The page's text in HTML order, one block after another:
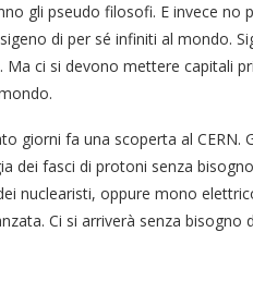
gli pseudo filosofi. E invece no
di per sé infiniti al mondo.
Ma ci si devono mettere capitali
giorni fa una scoperta al
dei fasci di protoni senza
nuclearisti, oppure mono
Ci si arriverà senza